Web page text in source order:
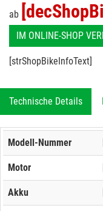
ab
IM ONLINE-SHOP
[strShopBikeInfoText]
Technische Details
Modell-Nummer
Motor
Akku